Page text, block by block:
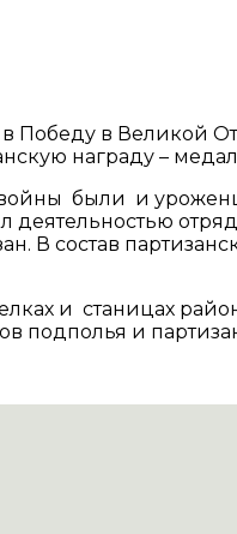
в Великой
награду –
были и
деятельностью
В состав
и станицах
и